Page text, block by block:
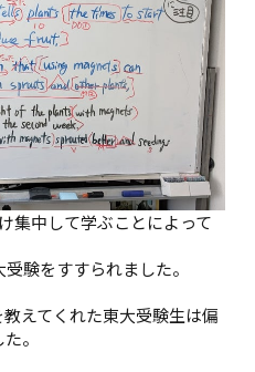
集中して学ぶことによって
験をすすられました。
えてくれた東大受験生は偏
。